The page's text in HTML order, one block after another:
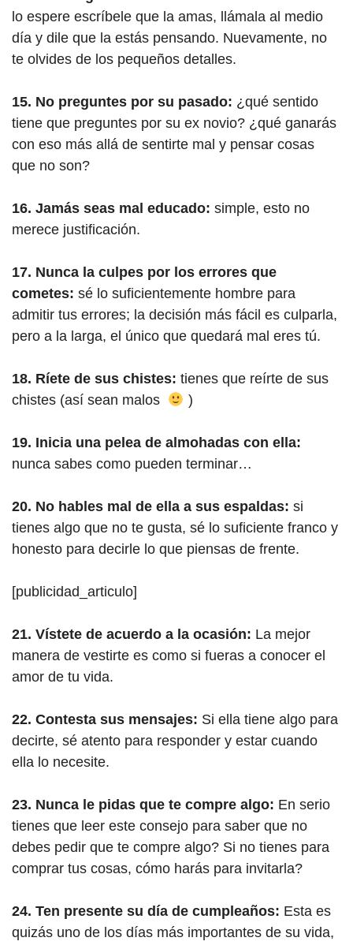
lo espere escríbele que la amas, llámala al medio
día y dile que la estás pensando. Nuevamente, no
te olvides de los pequeños detalles.
15. No preguntes por su pasado: ¿qué sentido
tiene que preguntes por su ex novio? ¿qué ganarás
con eso más allá de sentirte mal y pensar cosas
que no son?
16. Jamás seas mal educado: simple, esto no
merece justificación.
17. Nunca la culpes por los errores que
cometes: sé lo suficientemente hombre para
admitir tus errores; la decisión más fácil es culparla,
pero a la larga, el único que quedará mal eres tú.
18. Ríete de sus chistes: tienes que reírte de sus
chistes (así sean malos
)
19. Inicia una pelea de almohadas con ella:
nunca sabes como pueden terminar…
20. No hables mal de ella a sus espaldas: si
tienes algo que no te gusta, sé lo suficiente franco y
honesto para decirle lo que piensas de frente.
[publicidad_articulo]
21. Vístete de acuerdo a la ocasión: La mejor
manera de vestirte es como si fueras a conocer el
amor de tu vida.
22. Contesta sus mensajes: Si ella tiene algo para
decirte, sé atento para responder y estar cuando
ella lo necesite.
23. Nunca le pidas que te compre algo: En serio
tienes que leer este consejo para saber que no
debes pedir que te compre algo? Si no tienes para
comprar tus cosas, cómo harás para invitarla?
24. Ten presente su día de cumpleaños: Esta es
quizás uno de los días más importantes de su vida,